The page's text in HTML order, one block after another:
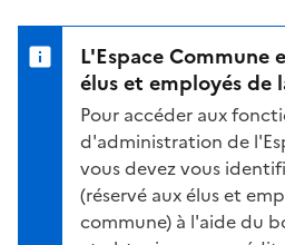
L'Espace Commune
élus et employés de
Pour accéder aux
d'administration de
vous devez vous
(réservé aux élus et
commune) à l'aide du